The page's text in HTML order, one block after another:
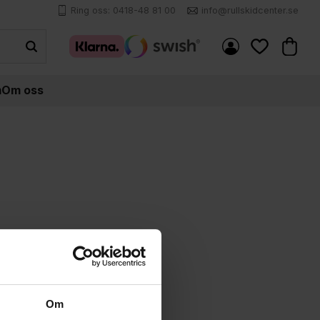
Om
Ring oss: 0418-48 81 00 info@rullskidcenter.se
Om oss